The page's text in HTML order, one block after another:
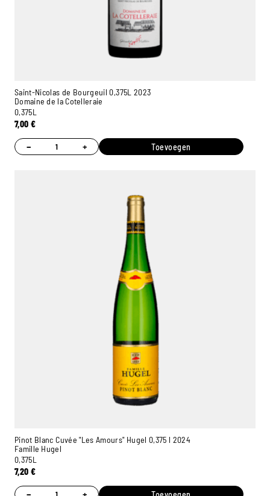
Saint-Nicolas de Bourgeuil 0,375L 2023
Domaine de la Cotelleraie
0,375L
7,00 €
− + Toevoegen
Pinot Blanc Cuvée "Les Amours" Hugel 0,375 l 2024
Famille Hugel
0,375L
7,20 €